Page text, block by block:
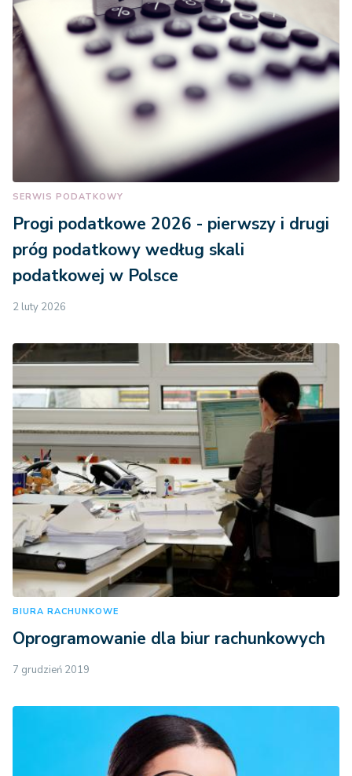
SERWIS PODATKOWY
Progi podatkowe 2026 - pierwszy i drugi
próg podatkowy według skali
podatkowej w Polsce
2 luty 2026
BIURA RACHUNKOWE
Oprogramowanie dla biur rachunkowych
7 grudzień 2019